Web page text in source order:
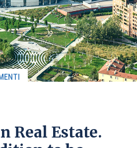
Real Estate.